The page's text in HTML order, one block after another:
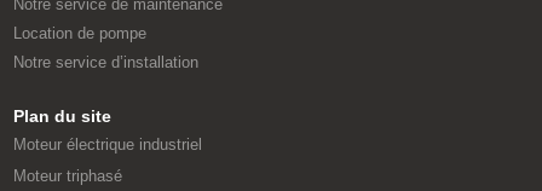
Notre service de maintenance
Location de pompe
Notre service d’installation
Plan du site
Moteur électrique industriel
Moteur triphasé